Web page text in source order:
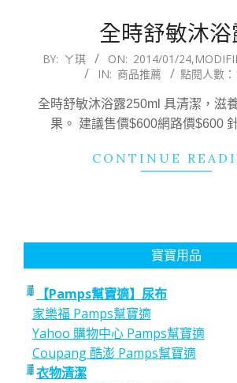
全時舒敏沐浴
2014-
24
BY: ㄚ琪 ON: 2014/01/24
IN: 商品推薦 點閱人數
全時舒敏沐浴露250ml 具清潔，滋
果。 建議售價$600網路價$600
CONTINUE
寶寶用品
【Pamps幫寶適】尿布
家樂福 Pamps幫寶適
Yahoo 購物中心 Pamps幫寶適
Coupang 酷澎 Pamps幫寶適
衣物清潔